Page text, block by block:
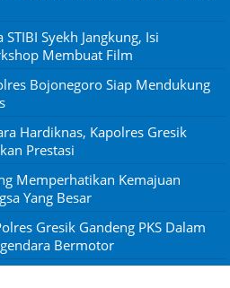
STIBI Syekh Jangkung, Isi
Membuat Film
Bojonegoro Siap Mendukung
Hardiknas, Kapolres Gresik
Prestasi
Memperhatikan Kemajuan
Yang Besar
Gresik Gandeng PKS Dalam
Bermotor